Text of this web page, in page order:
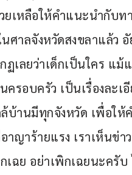
ยเหลือให้คำแนะนำกับท
ศาลจังหวัดสงขลาแล้ว
ฏเลยว่าเด็กเป็นใคร แ
นครอบครัว เป็นเรื่องล
ล้บ้านมีทุกจังหวัด เพื่อ
ญาร้ายแรง เราเห็นข่า
เฉย อย่าเพิกเฉยนะครั